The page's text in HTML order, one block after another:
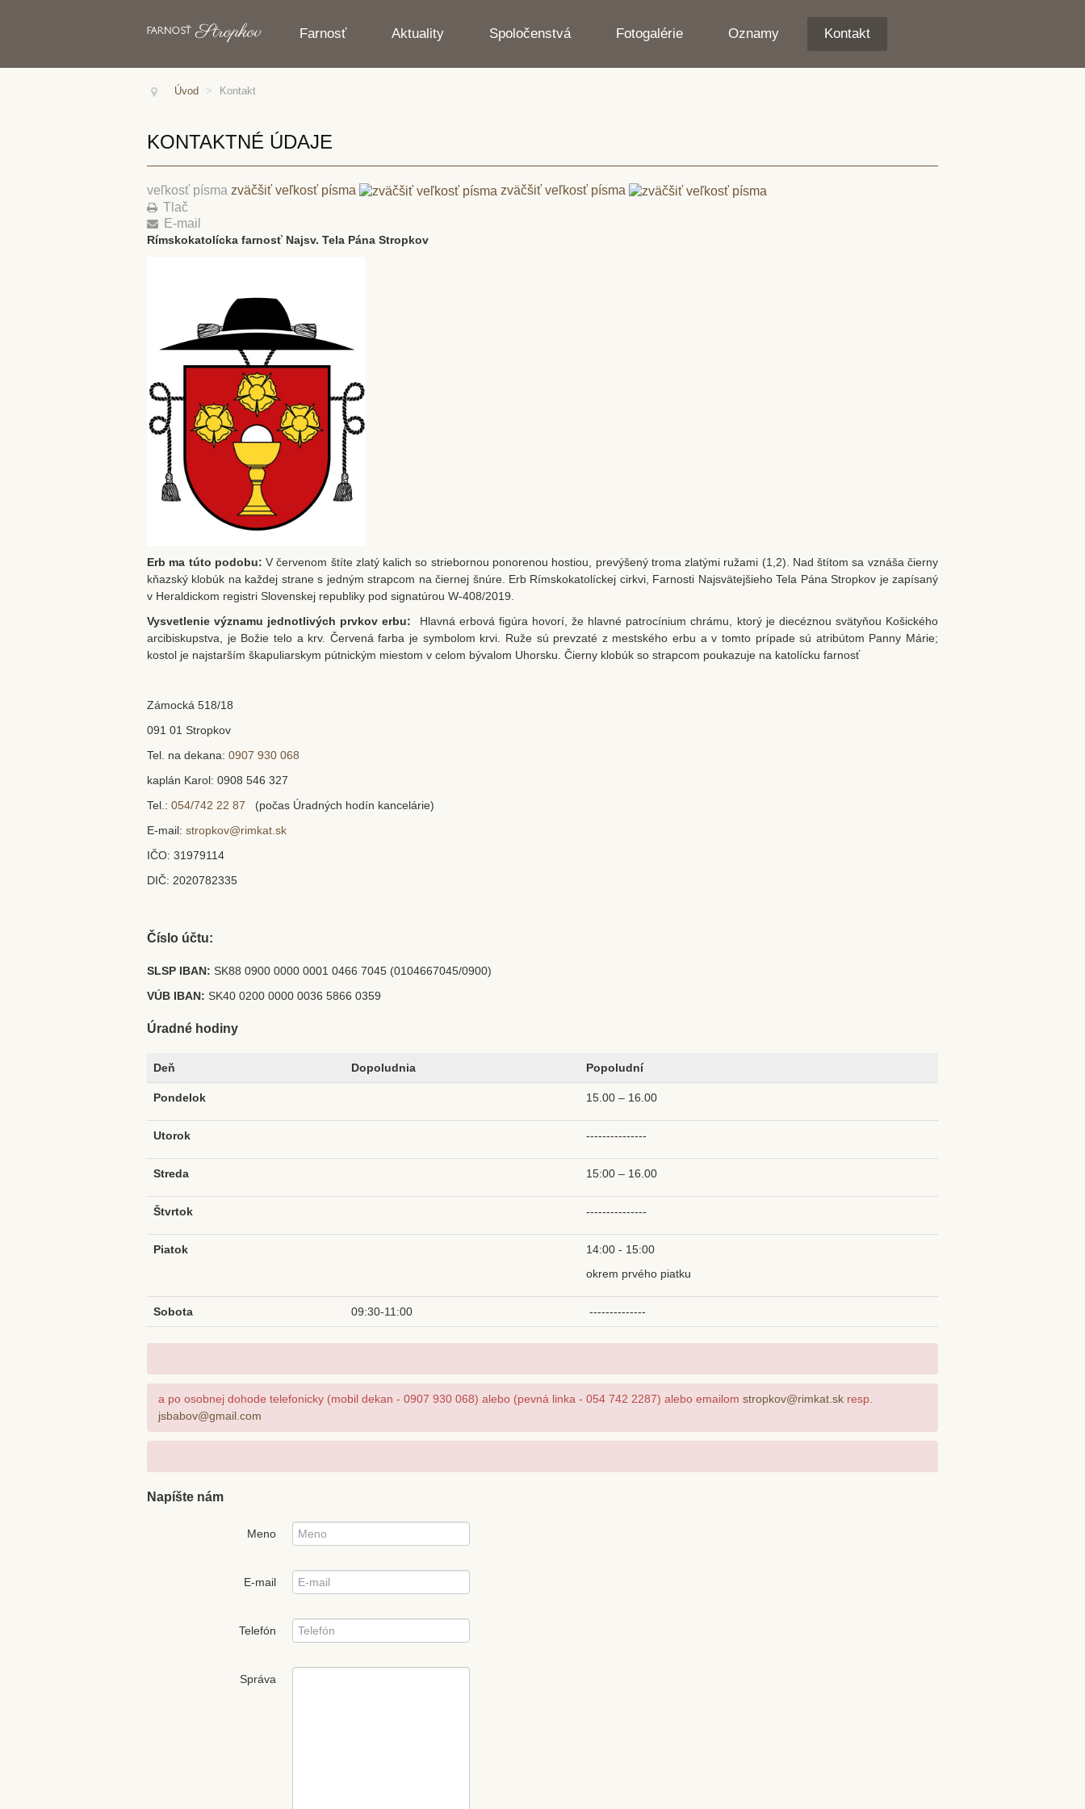
Farnosť Aktuality Spoločenstvá Fotogalérie Oznamy Kontakt
Úvod > Kontakt
KONTAKTNÉ ÚDAJE
veľkosť písma zväčšiť veľkosť písma
zväčšiť veľkosť písma
Tlač
E-mail
Rímskokatolícka farnosť Najsv. Tela Pána Stropkov
Erb ma túto podobu: V červenom štíte zlatý kalich so striebornou ponorenou hostiou, prevýšený troma zlatými ružami (1,2). Nad štítom sa vznáša čierny
kňazský klobúk na každej strane s jedným strapcom na čiernej šnúre. Erb Rímskokatolíckej cirkvi, Farnosti Najsvätejšieho Tela Pána Stropkov je zapísaný
v Heraldickom registri Slovenskej republiky pod signatúrou W-408/2019.
Vysvetlenie významu jednotlivých prvkov erbu: Hlavná erbová figúra hovorí, že hlavné patrocínium chrámu, ktorý je diecéznou svätyňou Košického
arcibiskupstva, je Božie telo a krv. Červená farba je symbolom krvi. Ruže sú prevzaté z mestského erbu a v tomto prípade sú atribútom Panny Márie;
kostol je najstarším škapuliarskym pútnickým miestom v celom bývalom Uhorsku. Čierny klobúk so strapcom poukazuje na katolícku farnosť
Zámocká 518/18
091 01 Stropkov
Tel. na dekana: 0907 930 068
kaplán Karol: 0908 546 327
Tel.: 054/742 22 87 (počas Úradných hodín kancelárie)
E-mail: stropkov@rimkat.sk
IČO: 31979114
DIČ: 2020782335
Číslo účtu:
SLSP IBAN: SK88 0900 0000 0001 0466 7045 (0104667045/0900)
VÚB IBAN: SK40 0200 0000 0036 5866 0359
Úradné hodiny
Deň Dopoludnia Popoludní
Pondelok 15.00 – 16.00
Utorok ---------------
Streda 15:00 – 16.00
Štvrtok ---------------
Piatok
14:00 - 15:00
okrem prvého piatku
Sobota 09:30-11:00 --------------
a po osobnej dohode telefonicky (mobil dekan - 0907 930 068) alebo (pevná linka - 054 742 2287) alebo emailom stropkov@rimkat.sk resp.
jsbabov@gmail.com
Napíšte nám
Meno
E-mail
Telefón
Správa